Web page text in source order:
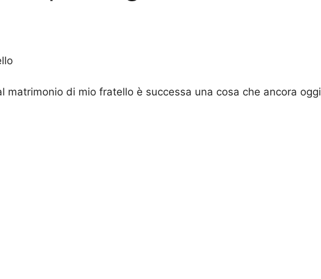
matrimonio di mio fratello è successa una cosa che ancora oggi